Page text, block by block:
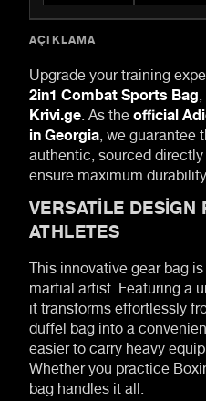
AÇIKLAMA
Upgrade your training
2in1 Combat Sports Bag
Krivi.ge. As theofficial
in Georgia, we guarantee
authentic, sourced
ensure maximum
VERSATILE DESIGN
ATHLETES
This innovative gear bag
martial artist. Featuring a
it transforms effortlessly
duffel bag into a
easier to carry heavy
Whether you practice
bag handles it all.